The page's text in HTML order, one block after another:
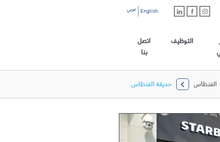
English عربي
التوظيف
اتصل
بنا
الفنطاس حديقة الفنطاس